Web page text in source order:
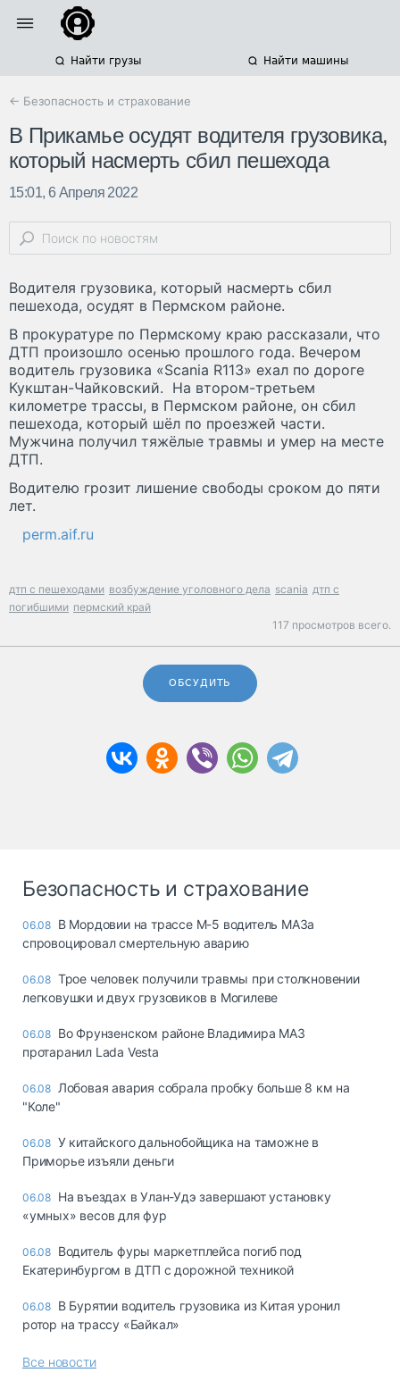
Найти грузы Найти машины
← Безопасность и страхование
В Прикамье осудят водителя грузовика,
который насмерть сбил пешехода
15:01, 6 Апреля 2022
Водителя грузовика, который насмерть сбил
пешехода, осудят в Пермском районе.
В прокуратуре по Пермскому краю рассказали, что
ДТП произошло осенью прошлого года. Вечером
водитель грузовика «Scania R113» ехал по дороге
Кукштан-Чайковский. На втором-третьем
километре трассы, в Пермском районе, он сбил
пешехода, который шёл по проезжей части.
Мужчина получил тяжёлые травмы и умер на месте
ДТП.
Водителю грозит лишение свободы сроком до пяти
лет.
perm.aif.ru
дтп с пешеходами возбуждение уголовного дела scania дтп с
погибшими пермский край
117 просмотров всего.
ОБСУДИТЬ
Безопасность и страхование
06.08 В Мордовии на трассе М-5 водитель МАЗа
спровоцировал смертельную аварию
06.08 Трое человек получили травмы при столкновении
легковушки и двух грузовиков в Могилеве
06.08 Во Фрунзенском районе Владимира МАЗ
протаранил Lada Vesta
06.08 Лобовая авария собрала пробку больше 8 км на
"Коле"
06.08 У китайского дальнобойщика на таможне в
Приморье изъяли деньги
06.08 Ha въeздax в Улaн-Удэ зaвepшaют ycтaнoвкy
«yмныx» вecoв для фyp
06.08 Водитель фуры маркетплейса погиб под
Екатеринбургом в ДТП с дорожной техникой
06.08 В Бурятии водитель грузовика из Китая уронил
ротор на трассу «Байкал»
Все новости